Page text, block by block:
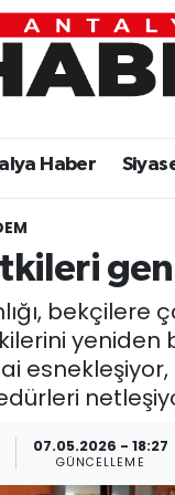
Haber
bekçilere
yeniden
07.05.2026 - 18:27
GÜNCELLEME
Nöbetçi
Trafik
Durumu ve
Haberleri